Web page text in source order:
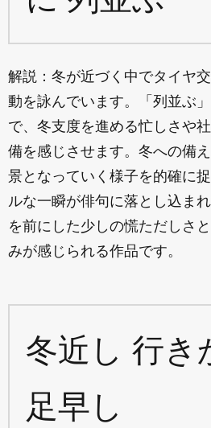
解説：冬が近づく中でタイヤ
動を詠んでいます。「列並ぶ
で、冬支度を進める忙しさや
備を感じさせます。冬への備
景となっていく様子を的確に
ルな一瞬が俳句に落とし込ま
を前にした少しの慌ただしさ
みが感じられる作品です。
冬近し 行き
足早し